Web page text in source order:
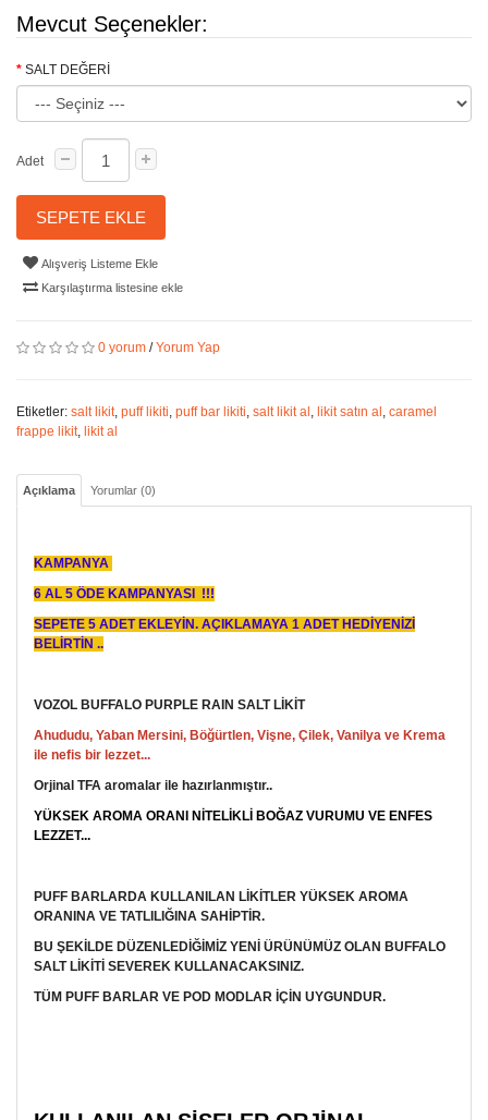
Mevcut Seçenekler:
SALT DEĞERİ
Adet
SEPETE EKLE
Alışveriş Listeme Ekle
Karşılaştırma listesine ekle
0 yorum /Yorum Yap
Etiketler: salt likit, puff likiti, puff bar likiti, salt likit al , likit satın al , caramel
frappe likit, likit al
Açıklama Yorumlar (0)
KAMPANYA
6 AL 5 ÖDE KAMPANYASI !!!
SEPETE 5 ADET EKLEYİN. AÇIKLAMAYA 1 ADET HEDİYENİZİ
BELİRTİN ..
VOZOL BUFFALO PURPLE RAIN SALT LİKİT
Ahududu, Yaban Mersini, Böğürtlen, Vişne, Çilek, Vanilya ve Krema
ile nefis bir lezzet...
Orjinal TFA aromalar ile hazırlanmıştır..
YÜKSEK AROMA ORANI NİTELİKLİ BOĞAZ VURUMU VE ENFES
LEZZET...
PUFF BARLARDA KULLANILAN LİKİTLER YÜKSEK AROMA
ORANINA VE TATLILIĞINA SAHİPTİR.
BU ŞEKİLDE DÜZENLEDİĞİMİZ YENİ ÜRÜNÜMÜZ OLAN BUFFALO
SALT LİKİTİ SEVEREK KULLANACAKSINIZ.
TÜM PUFF BARLAR VE POD MODLAR İÇİN UYGUNDUR.